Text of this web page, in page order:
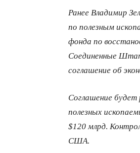
Ранее Владимир
по полезным
фонда по
Соединенные
соглашение об
Соглашение
полезных
$120 млрд.
США.